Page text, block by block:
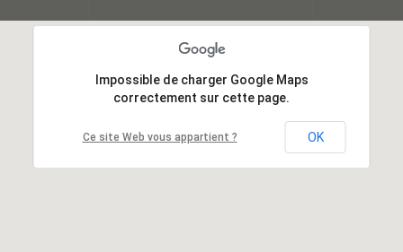
Impossible de charger Google Maps
correctement sur cette page.
Ce site Web vous appartient ? OK
Impossible de charger Google Maps
correctement sur cette page.
Ce site Web vous appartient ? OK